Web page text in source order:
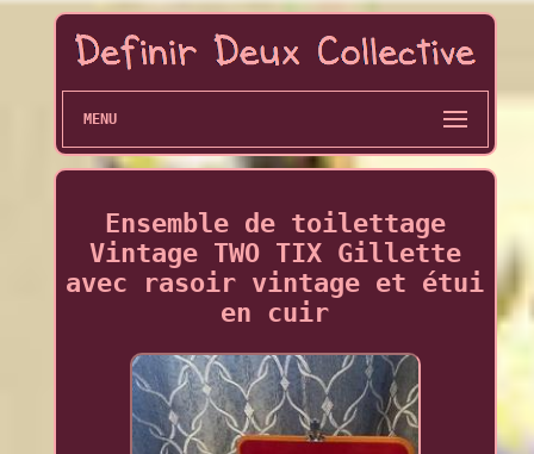
MENU
Ensemble de toilettage
Vintage TWO TIX Gillette
avec rasoir vintage et étui
en cuir